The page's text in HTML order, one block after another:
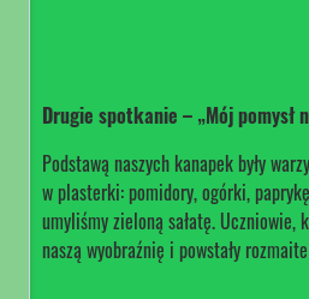
Drugie spotkanie – „Mój pomysł
Podstawą naszych kanapek były
w plasterki: pomidory, ogórki,
umyliśmy zieloną sałatę.
naszą wyobraźnię i powstały